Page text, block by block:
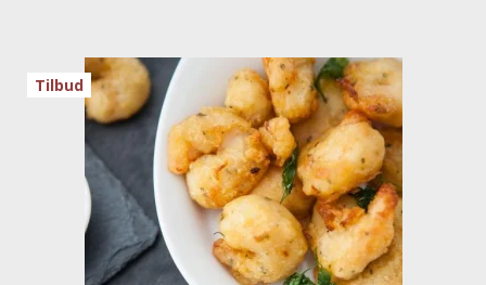
Tilbud